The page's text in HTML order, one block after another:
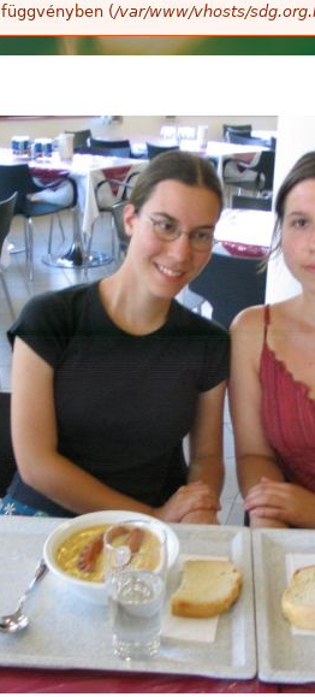
függvényben (/var/www/vhosts/